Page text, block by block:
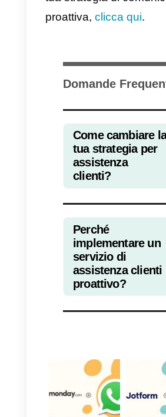
Laomnicanalità
comunicazione.
processo di
consumatore
quindi i clienti
quello che
per contattarti.
conoscere il
utenti, un
per
preferenze del
fine di progettare
Avere unservizio
incoraggerà ad
Inoltre, questo ti